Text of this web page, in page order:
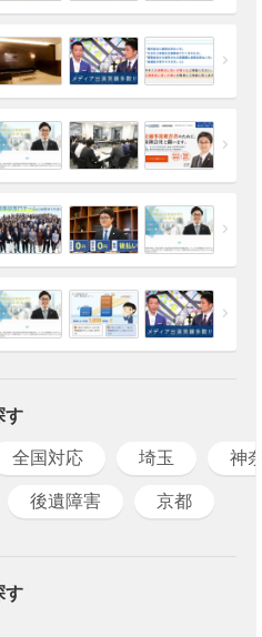
す
全国対応 埼玉 神
後遺障害 京都
す